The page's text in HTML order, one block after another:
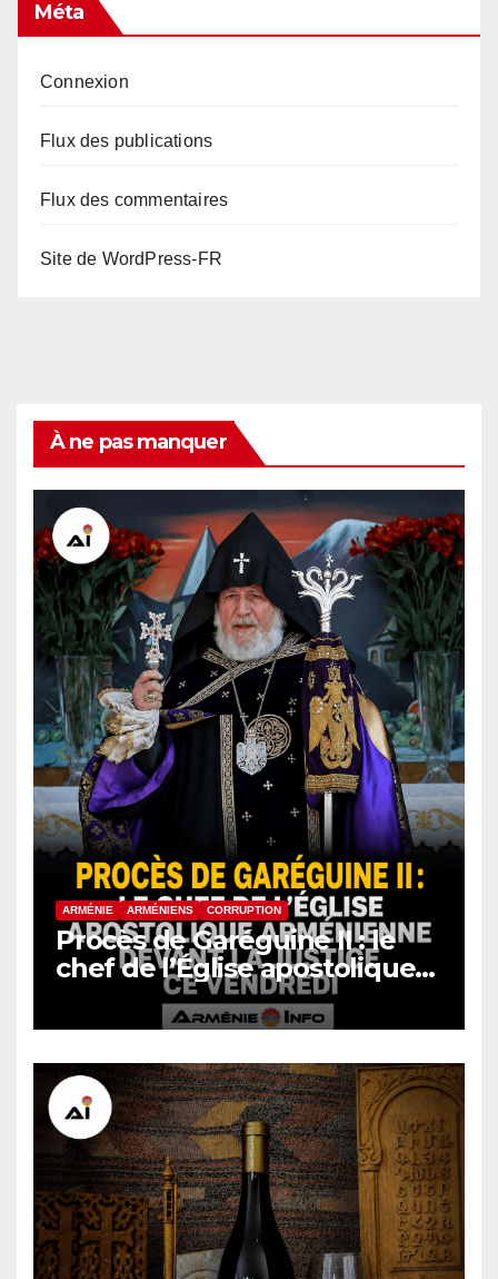
Méta
Connexion
Flux des publications
Flux des commentaires
Site de WordPress-FR
À ne pas manquer
ARMÉNIE ARMÉNIENS CORRUPTION
Procès de Garéguine II : le
chef de l’Église apostolique
arménienne devant la justice
ce vendredi